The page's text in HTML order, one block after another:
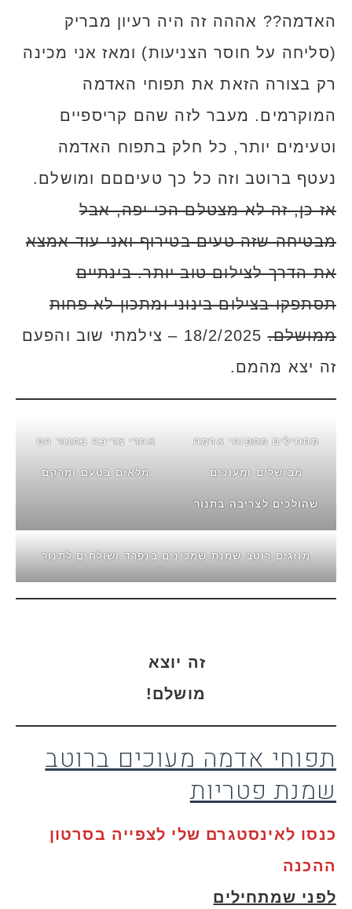
האדמה?? אההה זה היה רעיון מבריק
(סליחה על חוסר הצניעות) ומאז אני מכינה
רק בצורה הזאת את תפוחי האדמה
המוקרמים. מעבר לזה שהם קריספיים
וטעימים יותר, כל חלק בתפוח האדמה
נעטף ברוטב וזה כל כך טעיםםם ומושלם.
אז כן, זה לא מצטלם הכי יפה, אבל
מבטיחה שזה טעים בטירוף ואני עוד אמצא
את הדרך לצילום טוב יותר. בינתיים
תסתפקו בצילום בינוני ומתכון לא פחות
ממושלם.
18/2/2025 – צילמתי שוב והפעם
זה יצא מהמם.
מתחילים מתפוחי אדמה
מבושלים ומעוכים
שהולכים לצריבה בתנור
אחרי צריבה בתנור הם
מלאים בטעם ומרקם
מוזגים רוטב שמנת שמכינים בנפרד ושולחים לתנור
זה יוצא
מושלם!
תפוחי אדמה מעוכים ברוטב
שמנת פטריות
כנסו לאינסטגרם שלי לצפייה בסרטון
ההכנה
לפני שמתחילים